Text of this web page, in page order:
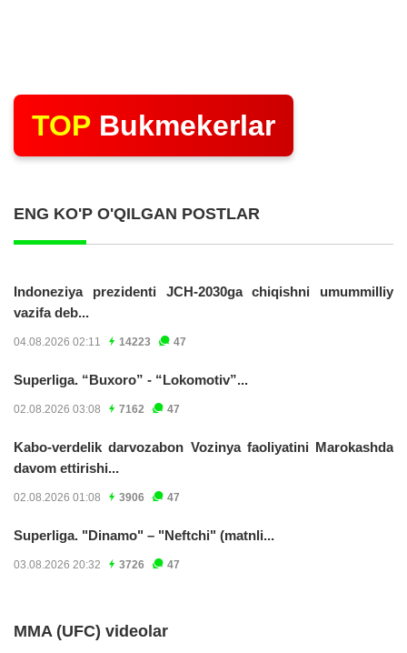
TOP Bukmekerlar
ENG KO'P O'QILGAN POSTLAR
Indoneziya prezidenti JCH-2030ga chiqishni umummilliy
vazifa deb...
04.08.2026 02:11 14223 47
Superliga. “Buxoro” - “Lokomotiv”...
02.08.2026 03:08 7162 47
Kabo-verdelik darvozabon Vozinya faoliyatini Marokashda
davom ettirishi...
02.08.2026 01:08 3906 47
Superliga. "Dinamo" – "Neftchi" (matnli...
03.08.2026 20:32 3726 47
MMA (UFC) videolar